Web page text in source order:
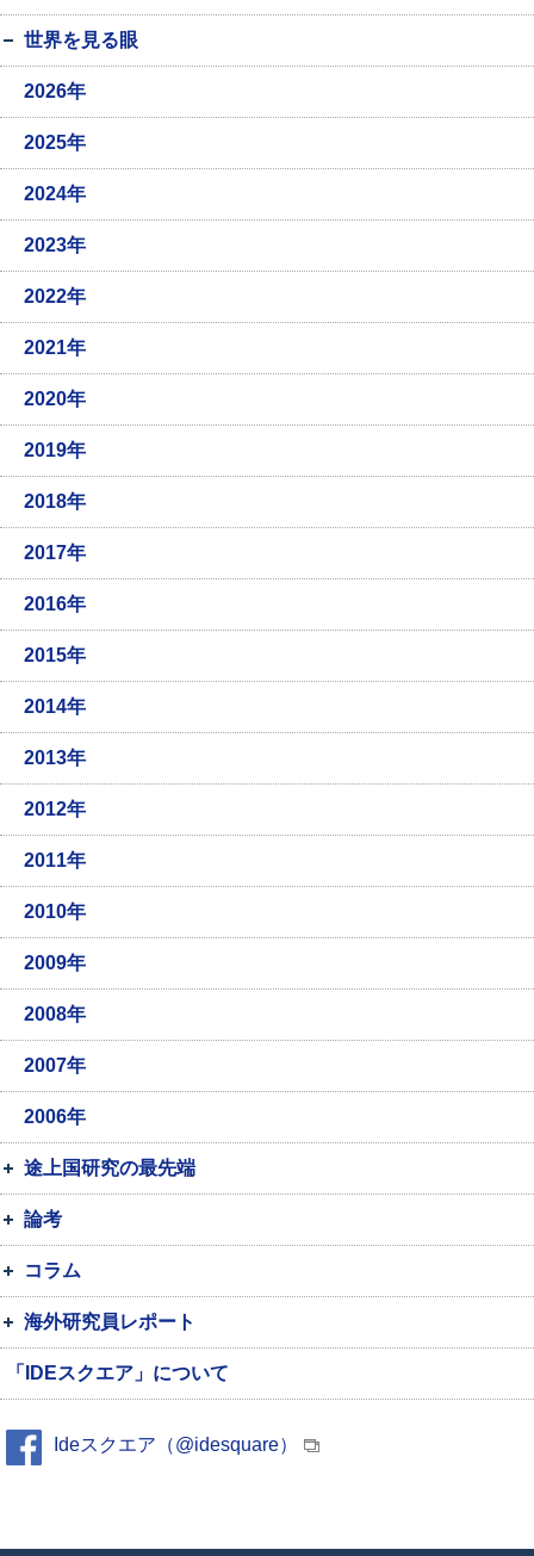
世界を見る眼
2026年
2025年
2024年
2023年
2022年
2021年
2020年
2019年
2018年
2017年
2016年
2015年
2014年
2013年
2012年
2011年
2010年
2009年
2008年
2007年
2006年
途上国研究の最先端
論考
コラム
海外研究員レポート
「IDEスクエア」について
Ideスクエア（@idesquare）